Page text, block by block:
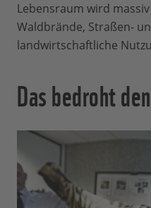
Lebensraum wird
Waldbrände, Straßen-
landwirtschaftliche
Das bedroht